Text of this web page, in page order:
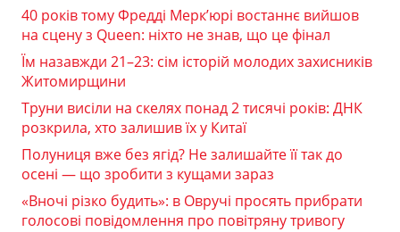
40 років тому Фредді Мерк’юрі востаннє вийшов
на сцену з Queen: ніхто не знав, що це фінал
Їм назавжди 21–23: сім історій молодих захисників
Житомирщини
Труни висіли на скелях понад 2 тисячі років: ДНК
розкрила, хто залишив їх у Китаї
Полуниця вже без ягід? Не залишайте її так до
осені — що зробити з кущами зараз
«Вночі різко будить»: в Овручі просять прибрати
голосові повідомлення про повітряну тривогу